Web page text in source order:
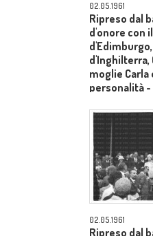
02.05.1961
Ripreso dal
d'onore con
d'Inghilterra,
moglie Carla
personalità
02.05.1961
Ripreso dal